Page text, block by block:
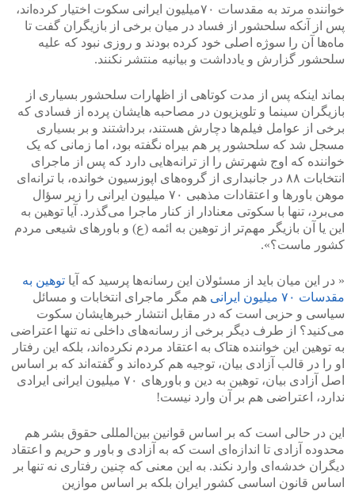
خواننده مرتد به مقدسات ۷۰‌میلیون ایرانی سکوت اختیار کرده‌اند،
پس از آنکه سلحشور از فساد در میان برخی از بازیگران گفت تا
ماه‌ها آن را سوژه اصلی خود کرده بودند و روزی نبود که علیه
سلحشور گزارش و یادداشت و بیانیه منتشر نکنند.
بماند اینکه پس از مدت کوتاهی از اظهارات سلحشور بسیاری از
بازیگران سینما و تلویزیون در مصاحبه هایشان پرده از فسادی که
برخی از عوامل فیلم‌ها دچارش هستند، برداشتند و بر بسیاری
مسجل شد که سلحشور پر هم بیراه نگفته بود، اما زمانی که یک
خواننده که اوج شهرتش را از ترانه‌هایی دارد که پس از ماجرای
انتخابات ۸۸ در جانبداری از گروه‌های اپوزسیون خوانده، با ترانه‌ای
موهن باورها و اعتقادات مذهبی ۷۰ میلیون ایرانی را زیر سؤال
می‌برد، تنها با سکوتی معنادار از کنار ماجرا می‌گذرد. آیا توهین به
این یا آن بازیگر مهم‌تر از توهین به ائمه (ع) و باورهای شیعی مردم
کشور ماست؟».
« در این میان باید از مسئولان این رسانه‌ها پرسید که آیا توهین به
مقدسات ۷۰ میلیون ایرانی
هم مگر ماجرای انتخابات و مسائل
سیاسی و حزبی است که در مقابل انتشار خبرهایشان سکوت
می‌کنید؟ از طرف دیگر برخی از رسانه‌های داخلی نه تنها اعتراضی
به توهین این خواننده هتاک به اعتقاد مردم نکرده‌اند، بلکه این رفتار
او را در قالب آزادی بیان، توجیه هم کرده‌اند و گفته‌اند که بر اساس
اصل آزادی بیان، توهین به دین و باورهای ۷۰ میلیون ایرانی ایرادی
ندارد، اعتراضی هم بر آن وارد نیست!
این در حالی است که بر اساس قوانین بین‌المللی حقوق بشر هم
محدوده آزادی تا اندازه‌ای است که به آزادی و باور و حریم و اعتقاد
دیگران خدشه‌ای وارد نکند. به این معنی که چنین رفتاری نه تنها بر
اساس قانون اساسی کشور ایران بلکه بر اساس موازین